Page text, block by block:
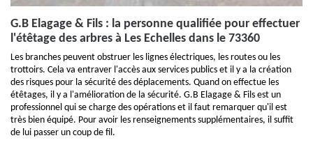
G.B Elagage & Fils : la personne qualifiée pour effectuer
l'étêtage des arbres à Les Echelles dans le 73360
Les branches peuvent obstruer les lignes électriques, les routes ou les
trottoirs. Cela va entraver l'accès aux services publics et il y a la création
des risques pour la sécurité des déplacements. Quand on effectue les
étêtages, il y a l'amélioration de la sécurité. G.B Elagage & Fils est un
professionnel qui se charge des opérations et il faut remarquer qu'il est
très bien équipé. Pour avoir les renseignements supplémentaires, il suffit
de lui passer un coup de fil.